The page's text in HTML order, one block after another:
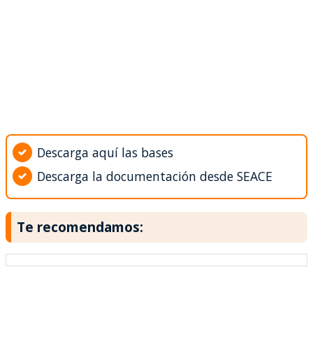
Descarga aquí las bases
Descarga la documentación desde SEACE
Te recomendamos: